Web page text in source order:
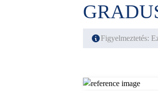
Figyelmeztetés: